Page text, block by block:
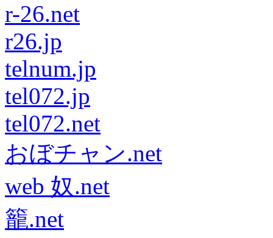
r-26.net
r26.jp
telnum.jp
tel072.jp
tel072.net
おぼチャン.net
web 奴.net
籠.net